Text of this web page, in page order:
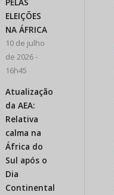
ELEIÇÕES
NA ÁFRICA
10 de julho
de 2026 -
16h45
Atualização
da AEA:
Relativa
calma na
África do
Sul após o
Dia
Continental